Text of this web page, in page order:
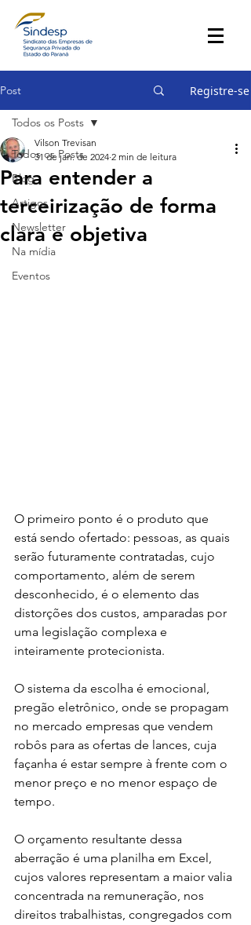
Post Registre-se
Todos os Posts
Blog
Artigos
Newsletter
Na mídia
Eventos
Todos os Posts
Para entender a
terceirização de forma
clara e objetiva
Vilson Trevisan
31 de jan. de 2024 2 min de leitura
O primeiro ponto é o produto que
está sendo ofertado: pessoas, as quais
serão futuramente contratadas, cujo
comportamento, além de serem
desconhecido, é o elemento das
distorções dos custos, amparadas por
uma legislação complexa e
inteiramente protecionista.
O sistema da escolha é emocional,
pregão eletrônico, onde se propagam
no mercado empresas que vendem
robôs para as ofertas de lances, cuja
façanha é estar sempre à frente com o
menor preço e no menor espaço de
tempo.
O orçamento resultante dessa
aberração é uma planilha em Excel,
cujos valores representam a maior valia
concentrada na remuneração, nos
direitos trabalhistas, congregados com